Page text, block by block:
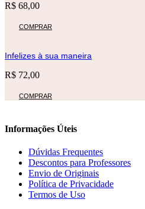
R$ 68,00
COMPRAR
Infelizes à sua maneira
R$ 72,00
COMPRAR
Informações Úteis
Dúvidas Frequentes
Descontos para Professores
Envio de Originais
Política de Privacidade
Termos de Uso